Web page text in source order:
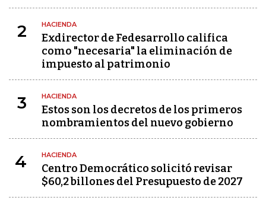
2 HACIENDA
Exdirector de Fedesarrollo califica
como "necesaria" la eliminación de
impuesto al patrimonio
3 HACIENDA
Estos son los decretos de los primeros
nombramientos del nuevo gobierno
4 HACIENDA
Centro Democrático solicitó revisar
$60,2 billones del Presupuesto de 2027